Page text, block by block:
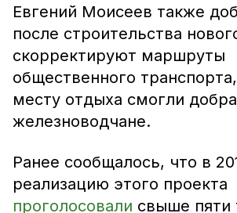
Евгений Моисеев также
после строительства
скорректируют маршруты
общественного
месту отдыха смогли
железноводчане.
Ранее сообщалось, что в
реализацию этого проекта
проголосовали свыше пяти